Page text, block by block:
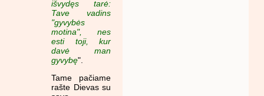
išvydęs tarė:
Tave vadins
"gyvybės
motina", nes
esti toji, kur
davė man
gyvybę".
Tame pačiame
rašte Dievas su